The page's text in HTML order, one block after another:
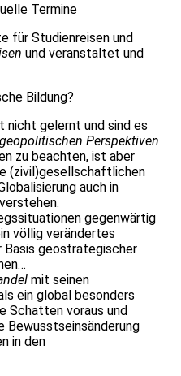
Termine
für Studienreisen und
und veranstaltet und
Bildung?
nicht gelernt und sind es
geopolitischen Perspektiven
zu beachten, ist aber
(zivil)gesellschaftlichen
auch in
gegenwärtig
völlig verändertes
geostrategischer
mit seinen
ein global besonders
Schatten voraus und
Bewusstseinsänderung
in den